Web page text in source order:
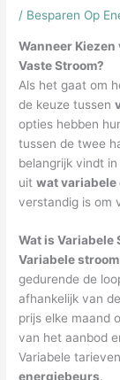
/ Besparen Op
Wanneer Kiezen
Vaste Stroom?
Als het gaat om
de keuze tussen
opties hebben
tussen de twee
belangrijk vindt
uitwat variabele
verstandig is om
Wat is Variabele
Variabele stroom
gedurende de
afhankelijk van
prijs elke maand
van het aanbod
Variabele
energiebeurs.